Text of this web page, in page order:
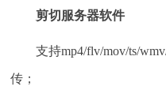
剪切服务器软件
支持mp4/flv/mov/ts/
传；